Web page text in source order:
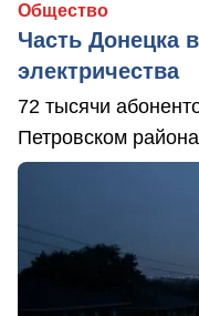
Общество
Часть Донецка
электричества
72 тысячи
Петровском